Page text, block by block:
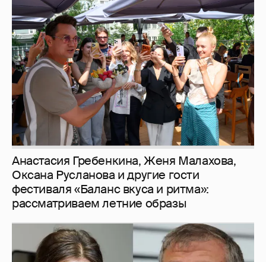
Анастасия Гребенкина, Женя Малахова,
Оксана Русланова и другие гости
фестиваля «Баланс вкуса и ритма»:
рассматриваем летние образы
И снова невеста 357